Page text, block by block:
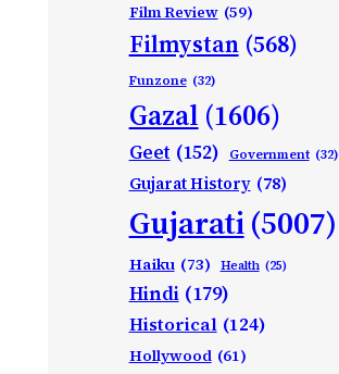
Film Review (59)
Filmystan (568)
Funzone (32)
Gazal (1606)
Geet (152) Government (32)
Gujarat History (78)
Gujarati(5007)
Haiku (73) Health (25)
Hindi (179)
Historical (124)
Hollywood (61)